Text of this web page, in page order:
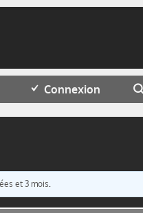
Connexion
et 3 mois